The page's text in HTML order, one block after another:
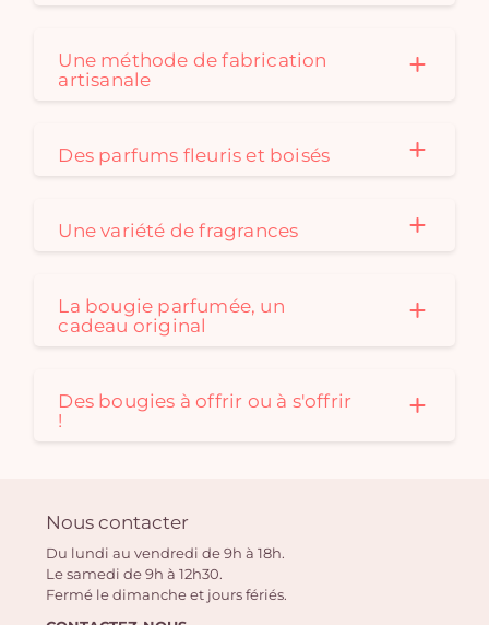
Une méthode de fabrication
artisanale
Des parfums fleuris et boisés
Une variété de fragrances
La bougie parfumée, un
cadeau original
Des bougies à offrir ou à s'offrir
!
Nous contacter
Du lundi au vendredi de 9h à 18h.
Le samedi de 9h à 12h30.
Fermé le dimanche et jours fériés.